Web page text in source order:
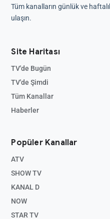
Tüm kanalların günlük ve
ulaşın.
Site Haritası
TV'de Bugün
TV'de Şimdi
Tüm Kanallar
Haberler
Popüler Kanallar
ATV
SHOW TV
KANAL D
NOW
STAR TV